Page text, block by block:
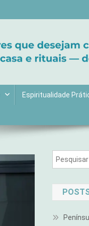
Espiritualidade